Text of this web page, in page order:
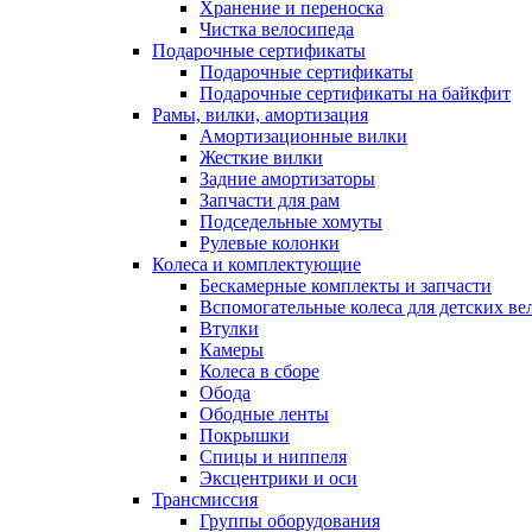
Хранение и переноска
Чистка велосипеда
Подарочные сертификаты
Подарочные сертификаты
Подарочные сертификаты на байкфит
Рамы, вилки, амортизация
Амортизационные вилки
Жесткие вилки
Задние амортизаторы
Запчасти для рам
Подседельные хомуты
Рулевые колонки
Колеса и комплектующие
Бескамерные комплекты и запчасти
Вспомогательные колеса для детских
Втулки
Камеры
Колеса в сборе
Обода
Ободные ленты
Покрышки
Спицы и ниппеля
Эксцентрики и оси
Трансмиссия
Группы оборудования